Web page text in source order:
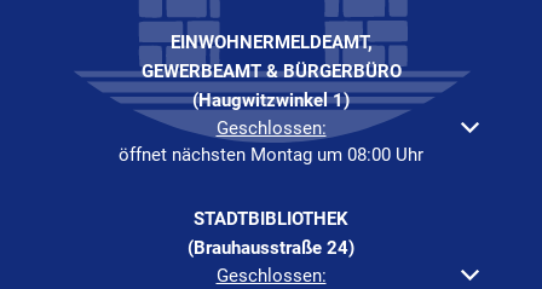
EINWOHNERMELDEAMT,
GEWERBEAMT & BÜRGERBÜRO
(Haugwitzwinkel 1)
Klicken, um weitere Öffnungs- oder Schließzeiten
Geschlossen:
öffnet nächsten Montag um 08:00 Uhr
STADTBIBLIOTHEK
(Brauhausstraße 24)
Klicken, um weitere Öffnungs- oder Schließzeiten
Geschlossen: